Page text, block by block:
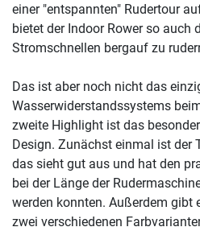
einer "entspannten" Rudertour
bietet der Indoor Rower so auch
Stromschnellen bergauf zu
Das ist aber noch nicht das
Wasserwiderstandssystems
zweite Highlight ist das
Design. Zunächst einmal ist der
das sieht gut aus und hat den
bei der Länge der
werden konnten. Außerdem gibt
zwei verschiedenen